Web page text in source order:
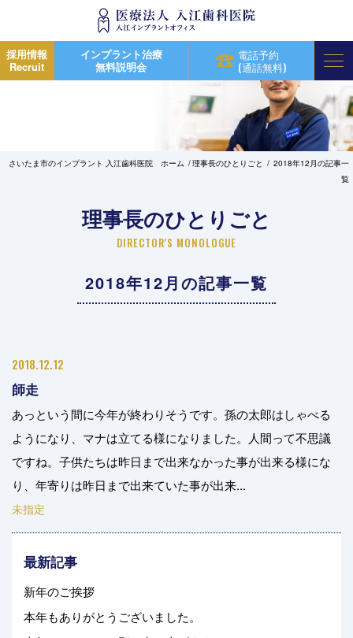
採用情報
Recruit
インプラント治療
無料説明会
電話予約
(通話無料)
さいたま市のインプラント 入江歯科医院 ホーム 理事長のひとりごと
2018年12月の記事一
覧
理事長のひとりごと
DIRECTOR'S MONOLOGUE
2018年12月の記事一覧
2018.12.12
師走
あっという間に今年が終わりそうです。孫の太郎はしゃべる
ようになり、マナは立てる様になりました。人間って不思議
ですね。子供たちは昨日まで出来なかった事が出来る様にな
り、年寄りは昨日まで出来ていた事が出来...
未指定
最新記事
新年のご挨拶
本年もありがとうございました。